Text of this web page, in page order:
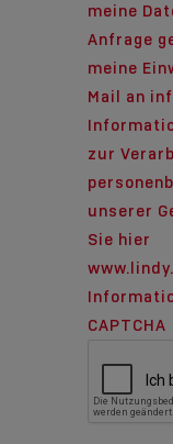
meine
Anfrage
meine
Mail an
zur
unserer
Sie hier
CAPTCHA